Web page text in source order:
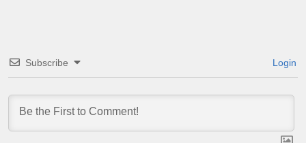
Subscribe Login